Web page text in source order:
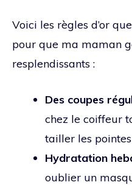
Voici les règles d’or
pour que ma maman
resplendissants :
Des coupes
chez le coiffeur
tailler les
Hydratation
oublier un